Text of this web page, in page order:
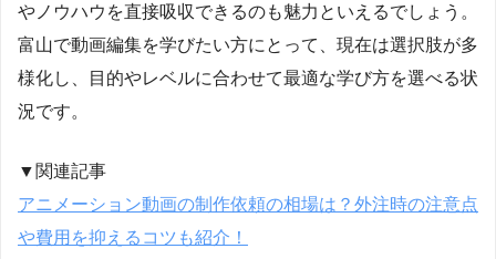
やノウハウを直接吸収できるのも魅力といえるでしょう。
富山で動画編集を学びたい方にとって、現在は選択肢が多
様化し、目的やレベルに合わせて最適な学び方を選べる状
況です。
▼関連記事
アニメーション動画の制作依頼の相場は？外注時の注意点
や費用を抑えるコツも紹介！